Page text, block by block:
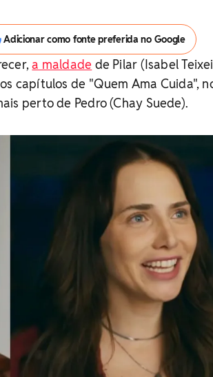
Adicionar como fonte preferida no Google
a maldade de Pilar (Isabel
capítulos de "Quem Ama Cuida",
perto de Pedro (Chay Suede).